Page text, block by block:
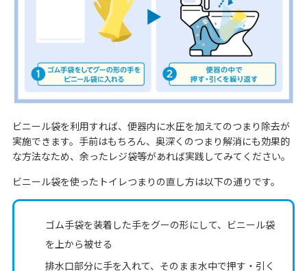
ビニール袋を利用すれば、便器内に水圧を加えてのつまり除去が
実施できます。手前はもちろん、奥深くのつまり解消にも効果的
な方法なため、余ったレジ袋等があれば実践してみてください。
ビニール袋を使ったトイレつまりの直し方は以下の通りです。
ゴム手袋を装着した手をグーの形にして、ビニール袋
を上から被せる
排水口部分に手を入れて、そのまま水中で押す・引く